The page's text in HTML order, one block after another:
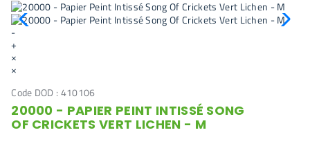
-
+
×
×
Code DOD : 410106
20000 - PAPIER PEINT INTISSÉ SONG
OF CRICKETS VERT LICHEN - M